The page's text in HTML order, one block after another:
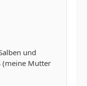
und
(meine Mutter